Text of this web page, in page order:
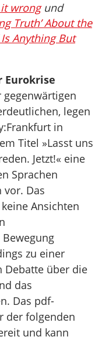
wrongund
Truth’ About the
Is Anything But
Eurokrise
legen
in
Titel »Lasst uns
Jetzt!« eine
Sprachen
vor. Das
Ansichten
zu einer
Debatte über die
das
Das pdf-
der folgenden
und kann